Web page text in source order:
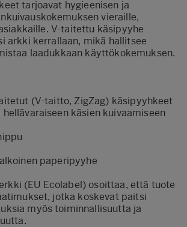
tarjoavat hygieenisen ja
vieraille,
V-taitettu käsipyyhe
arkki kerrallaan, mikä hallitsee
laadukkaan käyttökokemuksen.
(V-taitto, ZigZag) käsipyyhkeet
käsien kuivaamiseen
paperipyyhe
(EU Ecolabel) osoittaa, että tuote
jotka koskevat paitsi
myös toiminnallisuutta ja